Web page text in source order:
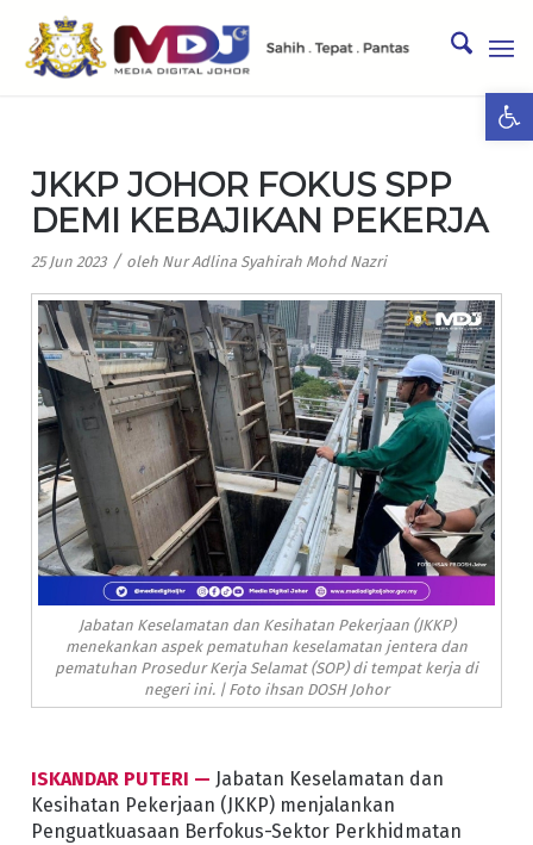
JKKP JOHOR FOKUS SPP
DEMI KEBAJIKAN PEKERJA
25 Jun 2023 / oleh Nur Adlina Syahirah Mohd Nazri
Jabatan Keselamatan dan Kesihatan Pekerjaan (JKKP)
menekankan aspek pematuhan keselamatan jentera dan
pematuhan Prosedur Kerja Selamat (SOP) di tempat kerja di
negeri ini. | Foto ihsan DOSH Johor
ISKANDAR PUTERI — Jabatan Keselamatan dan
Kesihatan Pekerjaan (JKKP) menjalankan
Penguatkuasaan Berfokus-Sektor Perkhidmatan